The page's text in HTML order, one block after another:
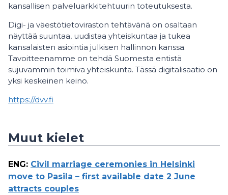
kansallisen palveluarkkitehtuurin toteutuksesta.
Digi- ja väestötietoviraston tehtävänä on osaltaan
näyttää suuntaa, uudistaa yhteiskuntaa ja tukea
kansalaisten asiointia julkisen hallinnon kanssa.
Tavoitteenamme on tehdä Suomesta entistä
sujuvammin toimiva yhteiskunta. Tässä digitalisaatio on
yksi keskeinen keino.
https://dvv.fi
Muut kielet
ENG: Civil marriage ceremonies in Helsinki
move to Pasila – first available date 2 June
attracts couples